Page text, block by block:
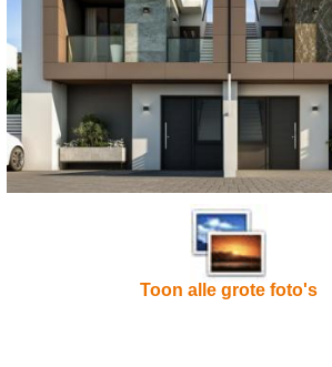
Toon alle grote foto's